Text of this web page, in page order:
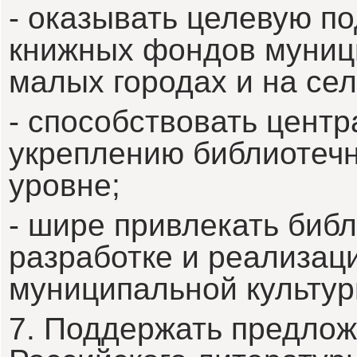
- оказывать целевую
книжных фондов
малых городах и на
- способствовать
укреплению
уровне;
- шире привлекать
разработке и
муниципальной
7. Поддержать